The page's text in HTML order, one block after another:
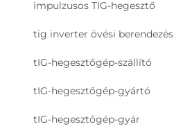
impulzusos TIG-hegesztő
tig inverter övési berendezés
tIG-hegesztőgép-szállító
tIG-hegesztőgép-gyártó
tIG-hegesztőgép-gyár